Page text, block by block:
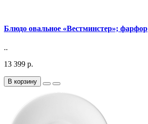
Блюдо овальное «Вестминстер»; фарфор
..
13 399 р.
В корзину